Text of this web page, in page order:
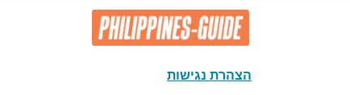
הצהרת נגישות